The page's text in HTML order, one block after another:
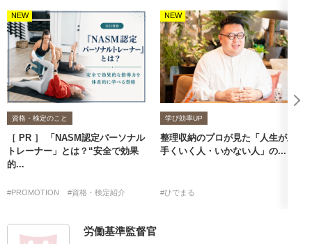
NEW
資格・検定のこと
［ PR ］ 「NASM認定パーソナル
トレーナー」とは？“安全で効果
的...
#PROMOTION #資格・検定紹介
NEW
学び効率UP
整理収納のプロが見た「人生が上
手くいく人・いかない人」の...
#ひでまる
労働基準監督官